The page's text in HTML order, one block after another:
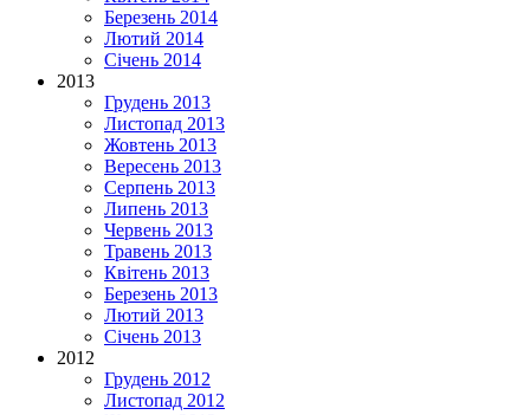
Березень 2014
Лютий 2014
Січень 2014
2013
Грудень 2013
Листопад 2013
Жовтень 2013
Вересень 2013
Серпень 2013
Липень 2013
Червень 2013
Травень 2013
Квітень 2013
Березень 2013
Лютий 2013
Січень 2013
2012
Грудень 2012
Листопад 2012